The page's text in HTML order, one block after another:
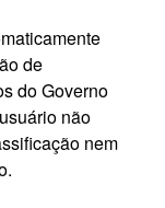
de
do Governo
não
nem